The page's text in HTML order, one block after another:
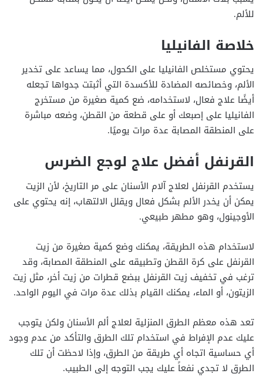
للألم.
خلاصة الفانيليا
يحتوي مستخلص الفانيليا على الكحول، مما يساعد على تخدير
الألم، وخصائصه المضادة للأكسدة التي أثبتت جدواها تجعله
أيضًا علاج فعال، لاستخدامه، ضع كمية صغيرة من مستخرج
الفانيليا على إصبعك أو على قطعة من القطن، وضعه مباشرة
على المنطقة المصابة عدة مرات يوميًا.
القرنفل أفضل علاج لوجع الضرس
يستخدم القرنفل لعلاج آلام الأسنان على مر التاريخ، لأن الزيت
يمكن أن يخدر الألم بشكل فعال ويقلل الالتهاب، إنه يحتوي على
الأوجينول، وهو مطهر طبيعي.
لاستخدام هذه الطريقة، يمكنك وضع كمية صغيرة من زيت
القرنفل على كرة القطن وتطبيقه على المنطقة المصابة، وقد
ترغب في تخفيف زيت القرنفل ببضع قطرات من زيت أخر، مثل زيت
الزيتون، أو الماء، يمكنك القيام بذلك عدة مرات في اليوم الواحد.
تعد هذه معظم الطرق المنزلية لعلاج ألم الأسنان ولكن يتوجب
عليك عدم الإفراط في استخدام تلك الطرق والتأكد من عدم وجود
أي حساسية اتجاه أي طريقة من الطرق، وإذا لاحظت أن تلك
الطرق لا تجدي نفعاً عليك يجب التوجه إلى الطبيب.